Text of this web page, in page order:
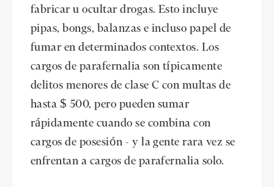
fabricar u ocultar drogas. Esto incluye
pipas, bongs, balanzas e incluso papel de
fumar en determinados contextos. Los
cargos de parafernalia son típicamente
delitos menores de clase C con multas de
hasta $ 500, pero pueden sumar
rápidamente cuando se combina con
cargos de posesión - y la gente rara vez se
enfrentan a cargos de parafernalia solo.